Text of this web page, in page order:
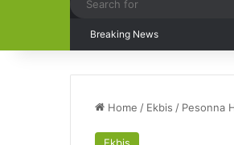
Breaking News
Home / Ekbis / Pesonna